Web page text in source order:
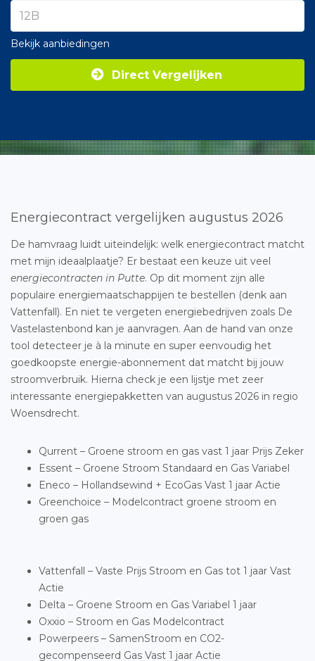
Bekijk aanbiedingen
Direct Vergelijken
Energiecontract vergelijken augustus 2026
De hamvraag luidt uiteindelijk: welk energiecontract matcht
met mijn ideaalplaatje? Er bestaat een keuze uit veel
energiecontracten in Putte. Op dit moment zijn alle
populaire energiemaatschappijen te bestellen (denk aan
Vattenfall). En niet te vergeten energiebedrijven zoals De
Vastelastenbond kan je aanvragen. Aan de hand van onze
tool detecteer je à la minute en super eenvoudig het
goedkoopste energie-abonnement dat matcht bij jouw
stroomverbruik. Hierna check je een lijstje met zeer
interessante energiepakketten van augustus 2026 in regio
Woensdrecht.
Qurrent – Groene stroom en gas vast 1 jaar Prijs Zeker
Essent – Groene Stroom Standaard en Gas Variabel
Eneco – Hollandsewind + EcoGas Vast 1 jaar Actie
Greenchoice – Modelcontract groene stroom en
groen gas
Vattenfall – Vaste Prijs Stroom en Gas tot 1 jaar Vast
Actie
Delta – Groene Stroom en Gas Variabel 1 jaar
Oxxio – Stroom en Gas Modelcontract
Powerpeers – SamenStroom en CO2-
gecompenseerd Gas Vast 1 jaar Actie